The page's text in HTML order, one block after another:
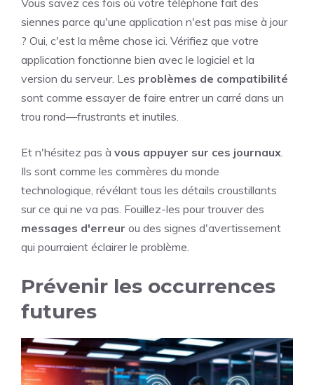
Vous savez ces fois où votre téléphone fait des
siennes parce qu'une application n'est pas mise à jour
? Oui, c'est la même chose ici. Vérifiez que votre
application fonctionne bien avec le logiciel et la
version du serveur. Les problèmes de compatibilité
sont comme essayer de faire entrer un carré dans un
trou rond—frustrants et inutiles.
Et n'hésitez pas à vous appuyer sur ces journaux.
Ils sont comme les commères du monde
technologique, révélant tous les détails croustillants
sur ce qui ne va pas. Fouillez-les pour trouver des
messages d'erreur ou des signes d'avertissement
qui pourraient éclairer le problème.
Prévenir les occurrences
futures